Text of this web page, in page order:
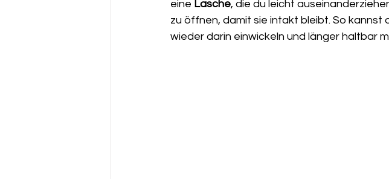
eine Lasche, die du leicht
zu öffnen, damit sie intakt bleibt. So
wieder darin einwickeln und länger haltbar